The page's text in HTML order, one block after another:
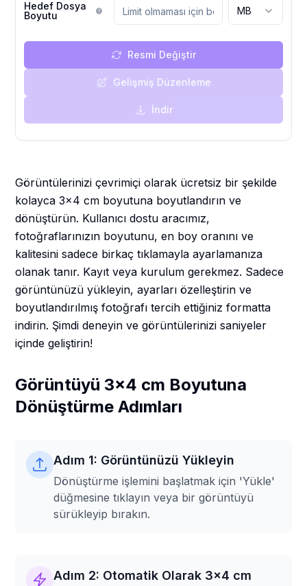
Hedef Dosya
Boyutu
MB
Resmi Değiştir
Gelişmiş Düzenleme
İndir
Görüntülerinizi çevrimiçi olarak ücretsiz bir şekilde
kolayca 3x4 cm boyutuna boyutlandırın ve
dönüştürün. Kullanıcı dostu aracımız,
fotoğraflarınızın boyutunu, en boy oranını ve
kalitesini sadece birkaç tıklamayla ayarlamanıza
olanak tanır. Kayıt veya kurulum gerekmez. Sadece
görüntünüzü yükleyin, ayarları özelleştirin ve
boyutlandırılmış fotoğrafı tercih ettiğiniz formatta
indirin. Şimdi deneyin ve görüntülerinizi saniyeler
içinde geliştirin!
Görüntüyü 3x4 cm Boyutuna
Dönüştürme Adımları
Adım 1: Görüntünüzü Yükleyin
Dönüştürme işlemini başlatmak için 'Yükle'
düğmesine tıklayın veya bir görüntüyü
sürükleyip bırakın.
Adım 2: Otomatik Olarak 3x4 cm